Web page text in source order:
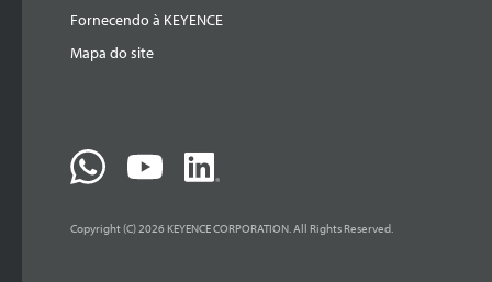
Fornecendo à KEYENCE
Mapa do site
Copyright (C) 2026 KEYENCE CORPORATION. All Rights Reserved.